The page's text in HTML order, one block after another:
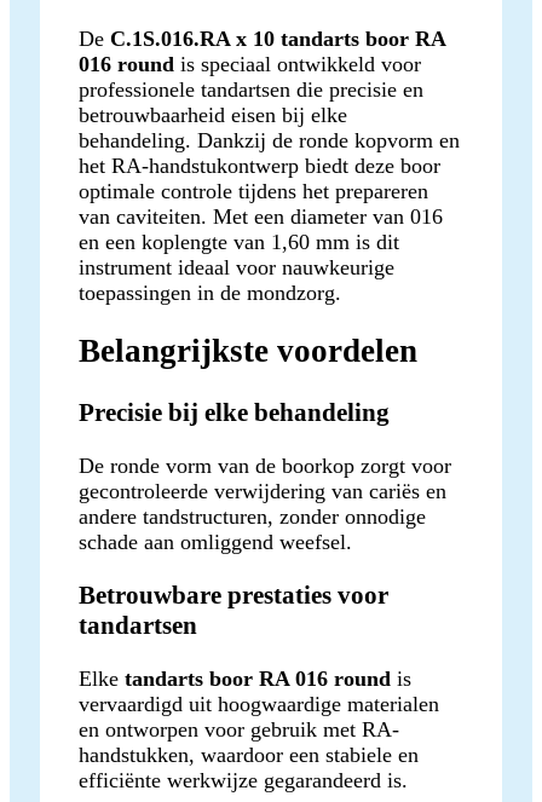
De C.1S.016.RA x 10 tandarts boor RA
016 round is speciaal ontwikkeld voor
professionele tandartsen die precisie en
betrouwbaarheid eisen bij elke
behandeling. Dankzij de ronde kopvorm en
het RA-handstukontwerp biedt deze boor
optimale controle tijdens het prepareren
van caviteiten. Met een diameter van 016
en een koplengte van 1,60 mm is dit
instrument ideaal voor nauwkeurige
toepassingen in de mondzorg.
Belangrijkste voordelen
Precisie bij elke behandeling
De ronde vorm van de boorkop zorgt voor
gecontroleerde verwijdering van cariës en
andere tandstructuren, zonder onnodige
schade aan omliggend weefsel.
Betrouwbare prestaties voor
tandartsen
Elke tandarts boor RA 016 round is
vervaardigd uit hoogwaardige materialen
en ontworpen voor gebruik met RA-
handstukken, waardoor een stabiele en
efficiënte werkwijze gegarandeerd is.